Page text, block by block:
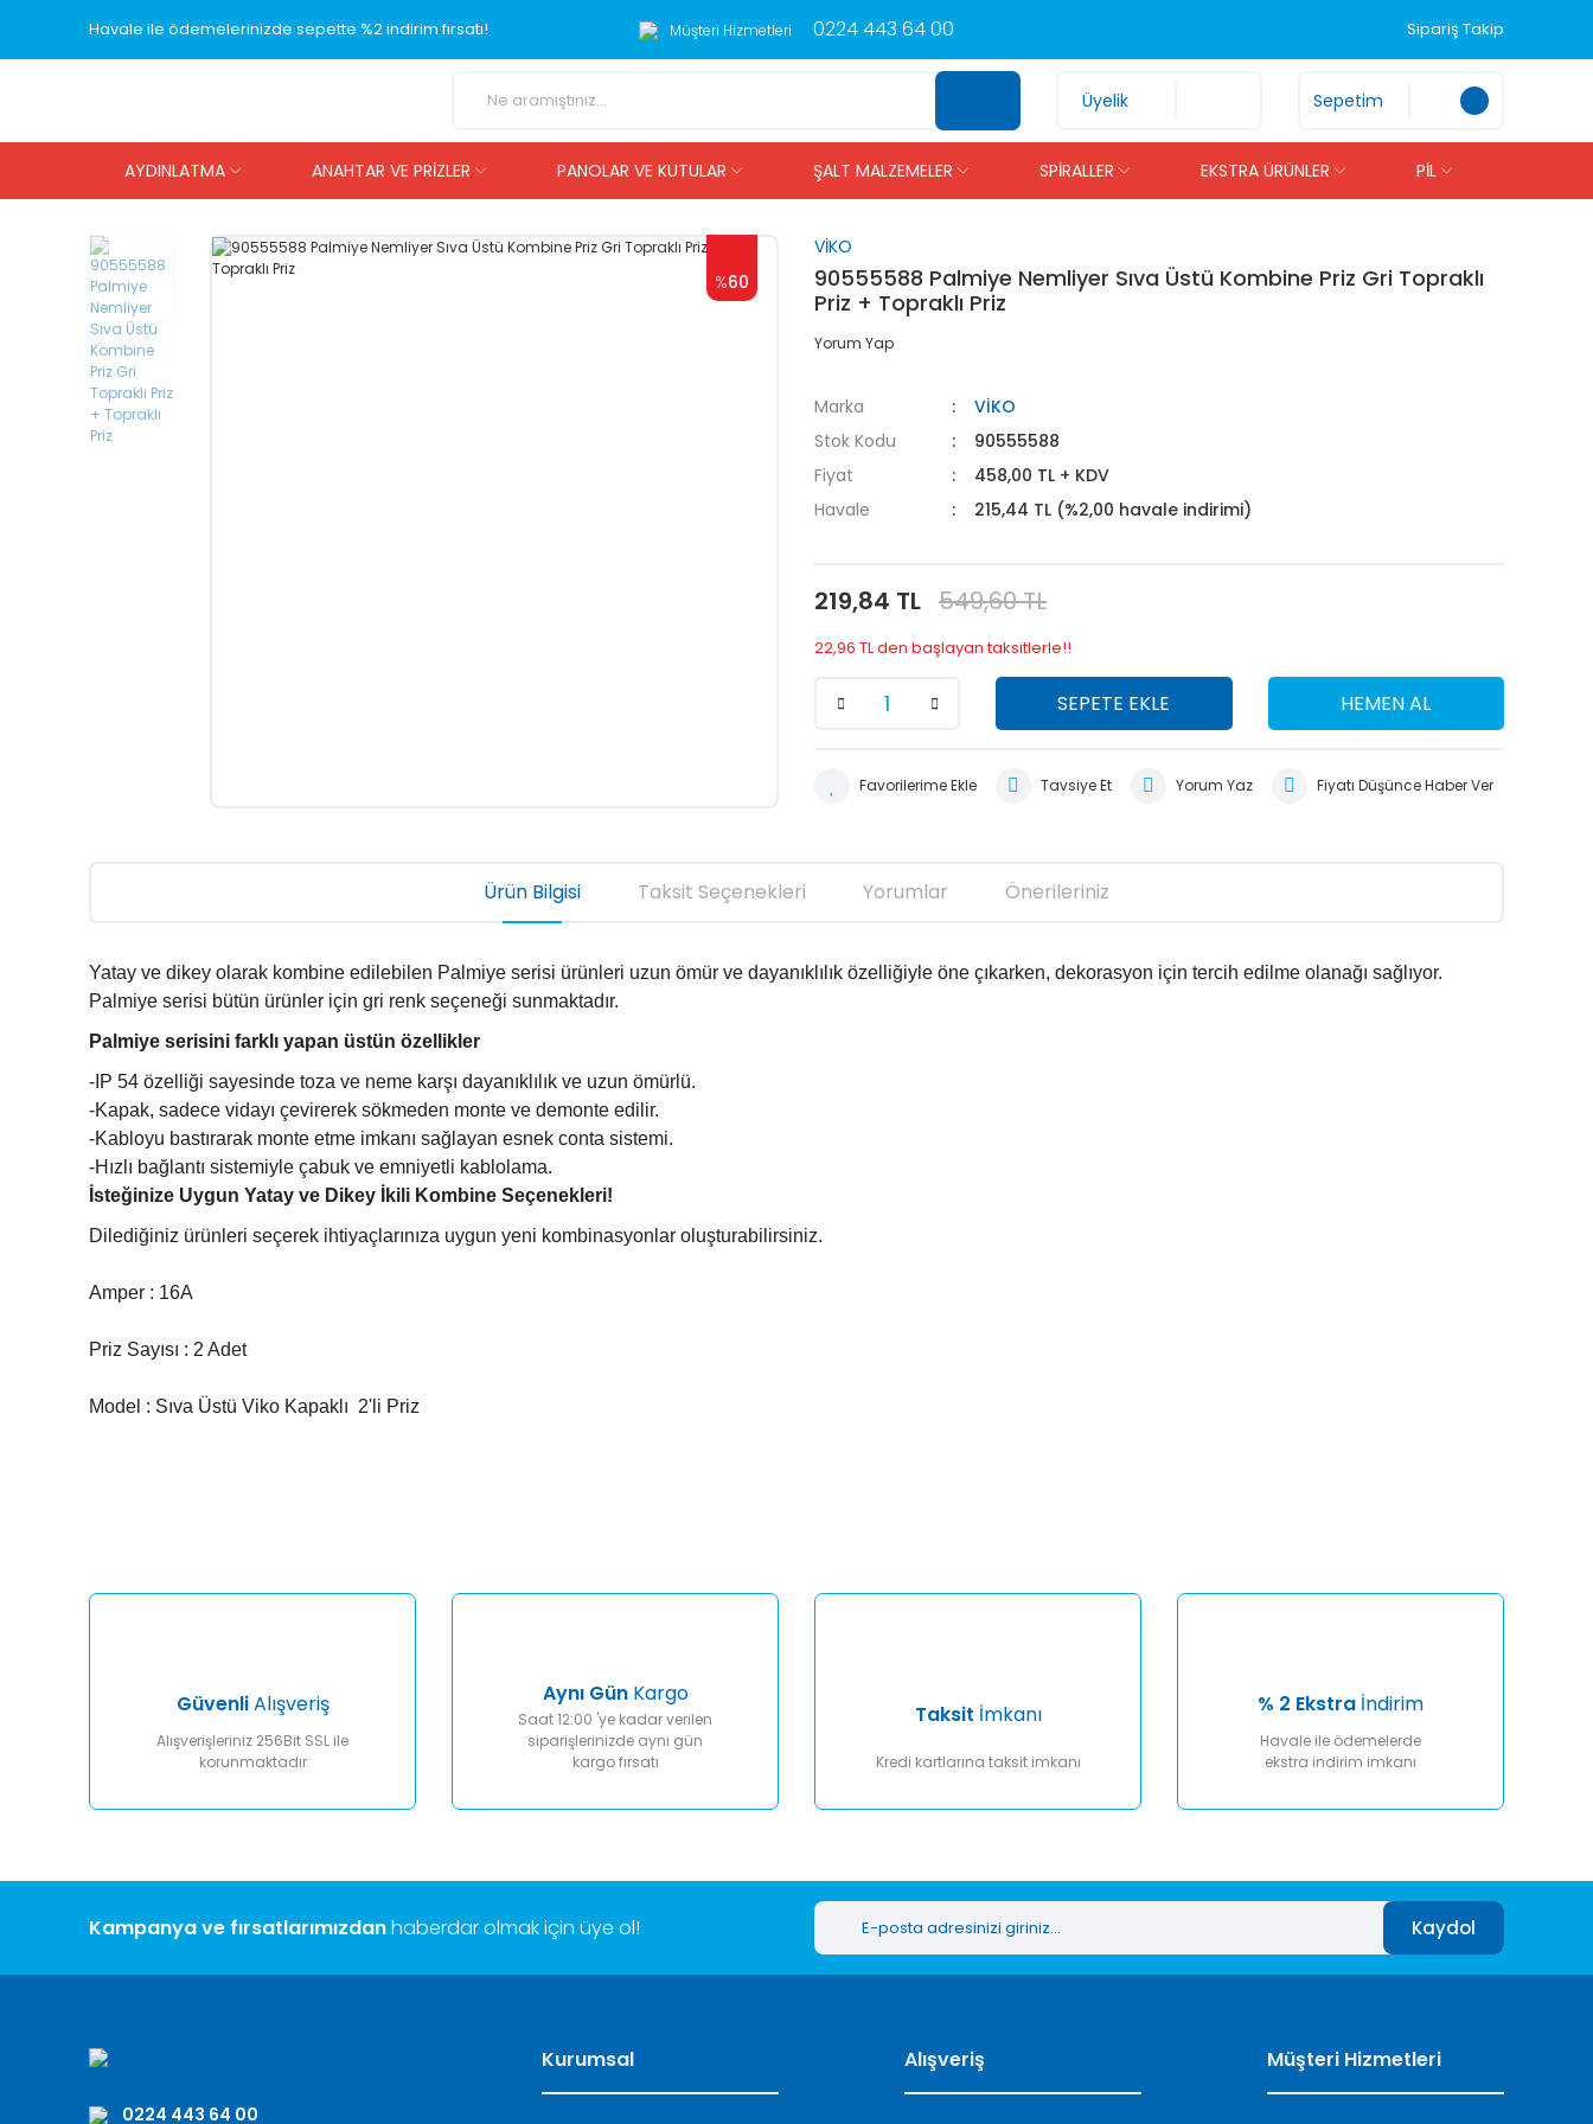
Havale ile ödemelerinizde sepette %2 indirim fırsatı! Müşteri Hizmetleri 0224 443 64 00 Sipariş Takip
Üyelik Sepetim
AYDINLATMA ANAHTAR VE PRİZLER PANOLAR VE KUTULAR ŞALT MALZEMELER SPİRALLER EKSTRA ÜRÜNLER PİL
%60
VİKO
90555588 Palmiye Nemliyer Sıva Üstü Kombine Priz Gri Topraklı
Priz + Topraklı Priz
Yorum Yap
Marka
VİKO
Stok Kodu
90555588
Fiyat
458,00 TL + KDV
Havale
215,44 TL (%2,00 havale indirimi)
219,84 TL 549,60 TL
22,96 TL den başlayan taksitlerle!!
SEPETE EKLE HEMEN AL
Tavsiye Et Yorum Yaz Fiyatı Düşünce Haber Ver
Ürün Bilgisi Taksit Seçenekleri Yorumlar Önerileriniz
Yatay ve dikey olarak kombine edilebilen Palmiye serisi ürünleri uzun ömür ve dayanıklılık özelliğiyle öne çıkarken, dekorasyon için tercih edilme olanağı sağlıyor.
Palmiye serisi bütün ürünler için gri renk seçeneği sunmaktadır.
Palmiye serisini farklı yapan üstün özellikler
-IP 54 özelliği sayesinde toza ve neme karşı dayanıklılık ve uzun ömürlü.
-Kapak, sadece vidayı çevirerek sökmeden monte ve demonte edilir.
-Kabloyu bastırarak monte etme imkanı sağlayan esnek conta sistemi.
-Hızlı bağlantı sistemiyle çabuk ve emniyetli kablolama.
İsteğinize Uygun Yatay ve Dikey İkili Kombine Seçenekleri!
Dilediğiniz ürünleri seçerek ihtiyaçlarınıza uygun yeni kombinasyonlar oluşturabilirsiniz.
Amper : 16A
Priz Sayısı : 2 Adet
Model : Sıva Üstü Viko Kapaklı 2'li Priz
Ürün bilgilerinde hatalar bulunuyor.
Gönder
GüvenliAlışveriş
Alışverişleriniz 256Bit SSL ile
korunmaktadır
Aynı GünKargo
Saat 12:00 'ye kadar verilen
siparişlerinizde aynı gün
kargo fırsatı
Taksit İmkanı
Kredi kartlarına taksit imkanı
% 2 Ekstra İndirim
Havale ile ödemelerde
ekstra indirim imkanı
Kampanya ve fırsatlarımızdanhaberdar olmak için üye ol! Kaydol
0224 443 64 00
Kurumsal Alışveriş Müşteri Hizmetleri